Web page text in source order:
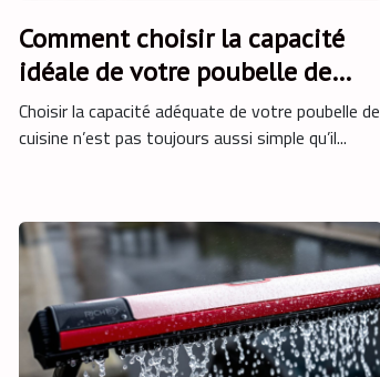
Comment choisir la capacité
idéale de votre poubelle de
cuisine ?
Choisir la capacité adéquate de votre poubelle de
cuisine n’est pas toujours aussi simple qu’il...